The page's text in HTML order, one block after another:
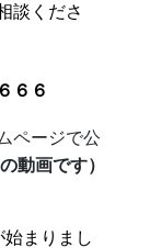
談くださ
６６
ページで公
動画です）
まりまし